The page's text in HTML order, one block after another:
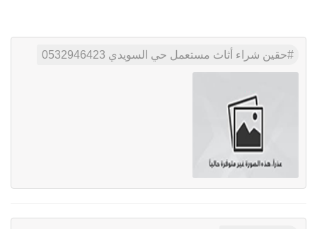
حقين شراء أثاث مستعمل حي السويدي 0532946423